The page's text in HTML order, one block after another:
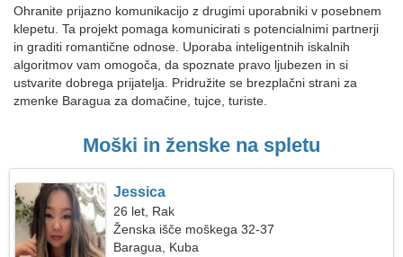
Ohranite prijazno komunikacijo z drugimi uporabniki v posebnem
klepetu. Ta projekt pomaga komunicirati s potencialnimi partnerji
in graditi romantične odnose. Uporaba inteligentnih iskalnih
algoritmov vam omogoča, da spoznate pravo ljubezen in si
ustvarite dobrega prijatelja. Pridružite se brezplačni strani za
zmenke Baragua za domačine, tujce, turiste.
Moški in ženske na spletu
Jessica
26 let, Rak
Ženska išče moškega 32-37
Baragua, Kuba